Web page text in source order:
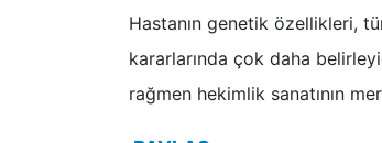
Hastanın genetik özellikleri,
kararlarında çok daha
rağmen hekimlik sanatının